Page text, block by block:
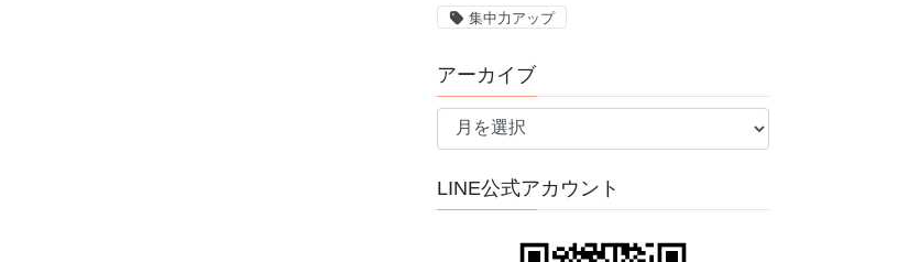
集中力アップ
アーカイブ
ア
イ
ブ
LINE公式アカウント